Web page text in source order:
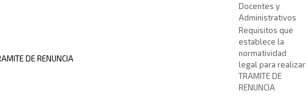
Docentes y
Administrativos
DE RENUNCIA
Requisitos que
establece la
normatividad
legal para realizar
TRAMITE DE
RENUNCIA